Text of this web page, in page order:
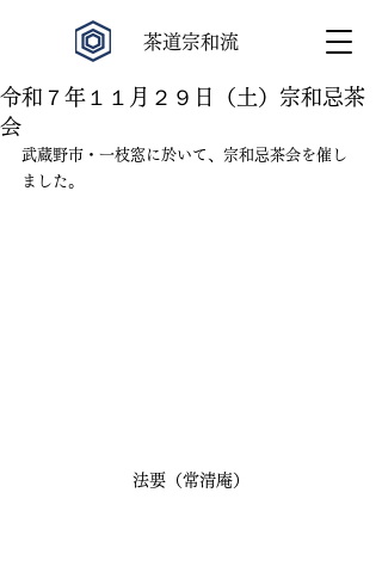
​茶道宗和流
令和７年１１月２９日（土）宗和忌茶
会
武蔵野市・一枝窓に於いて、宗和忌茶会を催し
ました。
法要（常清庵）